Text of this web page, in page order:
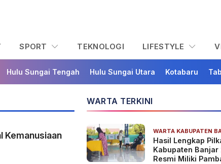
SPORT TEKNOLOGI LIFESTYLE
Hulu Sungai Tengah Hulu Sungai Utara Kotabaru
Kemanusiaan
WARTA TERKINI
WARTA KABUPATEN
Hasil Lengkap
Kabupaten
Resmi Miliki